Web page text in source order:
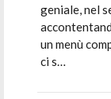
geniale, nel
un menù
ci s…